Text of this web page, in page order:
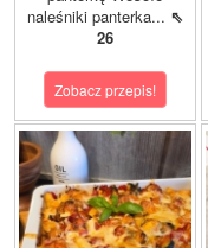
naleśniki panterka... ⇖
26
Zobacz przepis!